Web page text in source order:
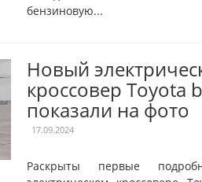
бензиновую...
Новый
кроссовер Toyota
показали на фото
17.09.2024
Раскрыты первые